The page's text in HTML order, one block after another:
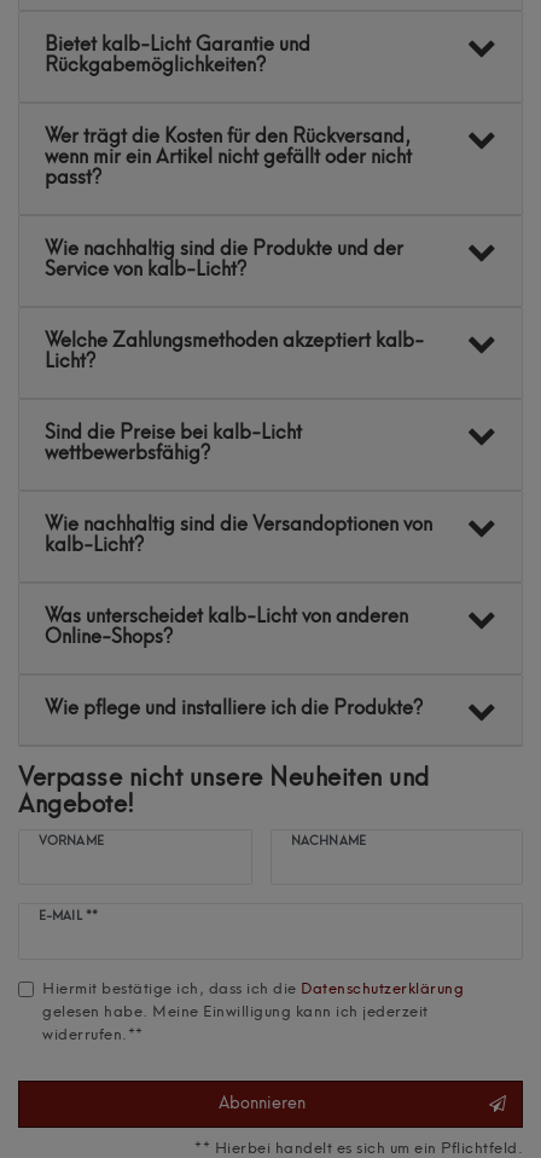
Bietet kalb-Licht Garantie und
Rückgabemöglichkeiten?
Wer trägt die Kosten für den Rückversand,
wenn mir ein Artikel nicht gefällt oder nicht
passt?
Wie nachhaltig sind die Produkte und der
Service von kalb-Licht?
Welche Zahlungsmethoden akzeptiert kalb-
Licht?
Sind die Preise bei kalb-Licht
wettbewerbsfähig?
Wie nachhaltig sind die Versandoptionen von
kalb-Licht?
Was unterscheidet kalb-Licht von anderen
Online-Shops?
Wie pflege und installiere ich die Produkte?
Verpasse nicht unsere Neuheiten und
Angebote!
VORNAME NACHNAME
E-MAIL **
Newsletter
Hiermit bestätige ich, dass ich die Daten­schutz­erklärung
gelesen habe. Meine Einwilligung kann ich jederzeit
widerrufen.**
Abonnieren
** Hierbei handelt es sich um ein Pflichtfeld.